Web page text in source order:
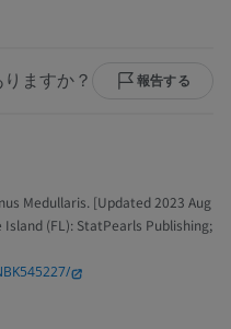
ますか？ 報告する
Medullaris. [Updated 2023 Aug
(FL): StatPearls Publishing;